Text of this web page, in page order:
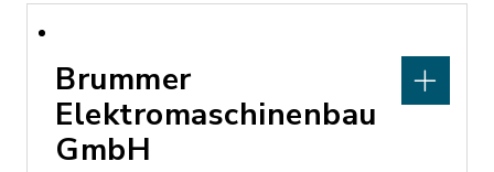
Brummer
Elektromaschinenbau
GmbH